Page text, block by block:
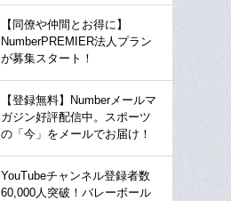
【同僚や仲間とお得に】
NumberPREMIER法人プラン
が募集スタート！
【登録無料】Numberメールマ
ガジン好評配信中。スポーツ
の「今」をメールでお届け！
YouTubeチャンネル登録者数
60,000人突破！バレーボール